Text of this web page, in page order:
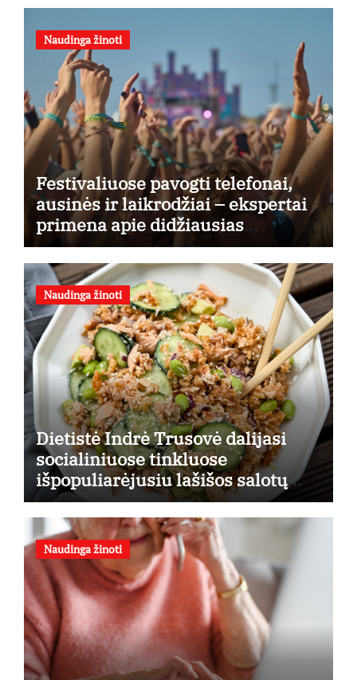
Naudinga žinoti
Festivaliuose pavogti telefonai,
ausinės ir laikrodžiai – ekspertai
primena apie didžiausias
finansines rizikas
Naudinga žinoti
Dietistė Indrė Trusovė dalijasi
socialiniuose tinkluose
išpopuliarėjusiu lašišos salotų
receptu
Naudinga žinoti